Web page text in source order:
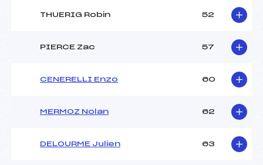
THUERIG Robin 52
PIERCE Zac 57
CENERELLI Enzo 60
MERMOZ Nolan 62
DELOURME Julien 63